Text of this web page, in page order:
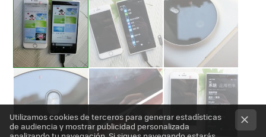
Utilizamos cookies de terceros para generar estadísticas
de audiencia y mostrar publicidad personalizada